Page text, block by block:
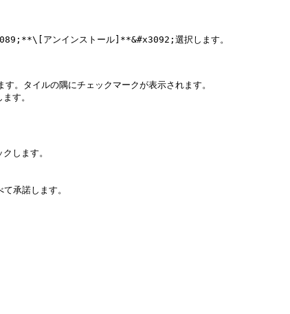
アンインストール]**&#x3092;選択します。
タイルの隅にチェックマークが表示されます。
す。
します。
承諾します。